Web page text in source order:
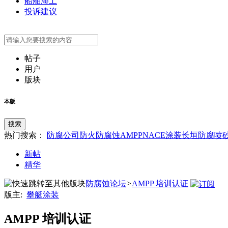
投诉建议
帖子
用户
版块
本版
搜索
热门搜索： 防腐公司 防火 防腐蚀AMPPNACE涂装长垣防腐喷
新帖
精华
防腐蚀论坛>AMPP 培训认证
版主: 攀艇涂装
AMPP 培训认证